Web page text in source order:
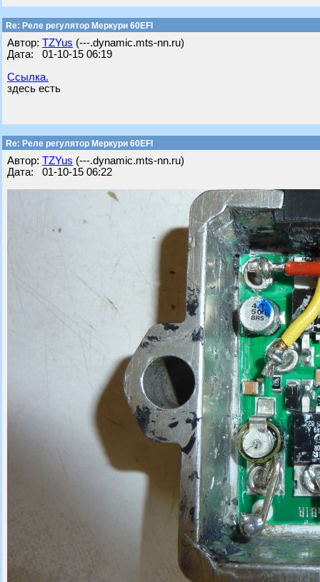
Re: Реле регулятор Меркури 60EFI
Автор: TZYus (---.dynamic.mts-nn.ru)
Дата: 01-10-15 06:19
Ссылка.
здесь есть
Re: Реле регулятор Меркури 60EFI
Автор: TZYus (---.dynamic.mts-nn.ru)
Дата: 01-10-15 06:22